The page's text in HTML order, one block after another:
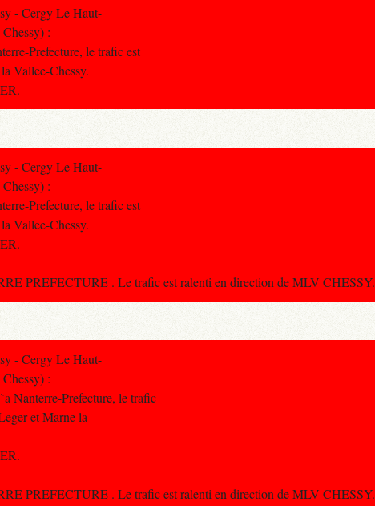
- Cergy Le Haut-
:
Prefecture, le trafic est
Vallee-Chessy.
- Cergy Le Haut-
:
Prefecture, le trafic est
Vallee-Chessy.
PREFECTURE . Le trafic est ralenti en direction de MLV CHESSY.
- Cergy Le Haut-
:
Nanterre-Prefecture, le trafic
et Marne la
PREFECTURE . Le trafic est ralenti en direction de MLV CHESSY.